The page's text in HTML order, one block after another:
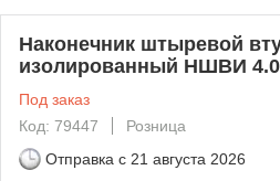
Наконечник штыревой
изолированный НШВИ
Под заказ
Код: 79447
Розница
Отправка с 21 августа 2026